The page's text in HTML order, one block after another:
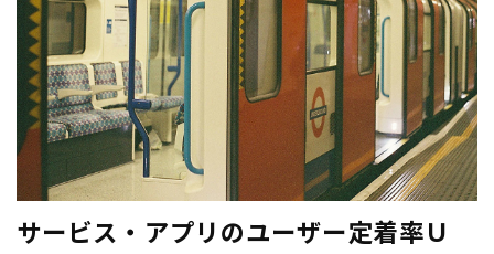
サービス・アプリのユーザー定着率Ｕ